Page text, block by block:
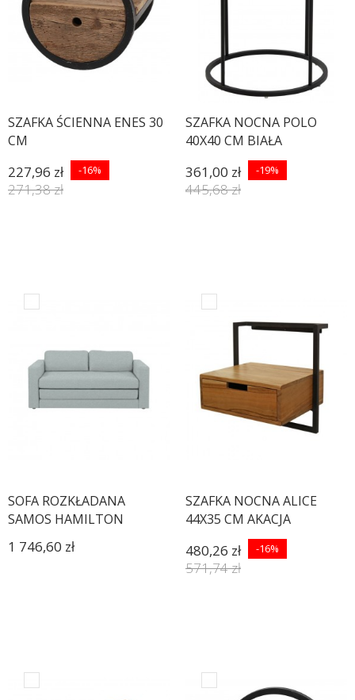
SZAFKA ŚCIENNA ENES 30
CM
227,96 zł -16%
271,38 zł
SZAFKA NOCNA POLO
40X40 CM BIAŁA
361,00 zł -19%
445,68 zł
SOFA ROZKŁADANA
SAMOS HAMILTON
1 746,60 zł
SZAFKA NOCNA ALICE
44X35 CM AKACJA
480,26 zł -16%
571,74 zł